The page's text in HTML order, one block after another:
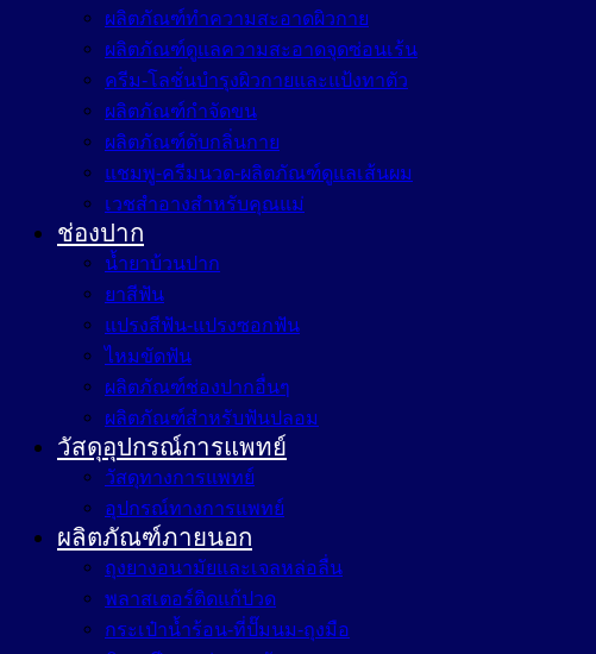
ผลิตภัณฑ์ทำความสะอาดผิวกาย
ผลิตภัณฑ์ดูแลความสะอาดจุดซ่อนเร้น
ครีม-โลชั่นบำรุงผิวกายและแป้งทาตัว
ผลิตภัณฑ์กำจัดขน
ผลิตภัณฑ์ดับกลิ่นกาย
แชมพู-ครีมนวด-ผลิตภัณฑ์ดูแลเส้นผม
เวชสำอางสำหรับคุณแม่
ช่องปาก
น้ำยาบ้วนปาก
ยาสีฟัน
แปรงสีฟัน-แปรงซอกฟัน
ไหมขัดฟัน
ผลิตภัณฑ์ช่องปากอื่นๆ
ผลิตภัณฑ์สำหรับฟันปลอม
วัสดุอุปกรณ์การแพทย์
วัสดุทางการแพทย์
อุปกรณ์ทางการแพทย์
ผลิตภัณฑ์ภายนอก
ถุงยางอนามัยและเจลหล่อลื่น
พลาสเตอร์ติดแก้ปวด
กระเป๋าน้ำร้อน-ที่ปั๊มนม-ถุงมือ